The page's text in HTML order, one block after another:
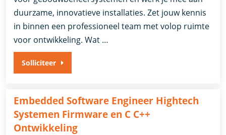
duurzame, innovatieve installaties. Zet jouw kennis
in binnen een professioneel team met volop ruimte
voor ontwikkeling. Wat …
Solliciteer
Embedded Software Engineer Hightech
Systemen Firmware en C C++
Ontwikkeling